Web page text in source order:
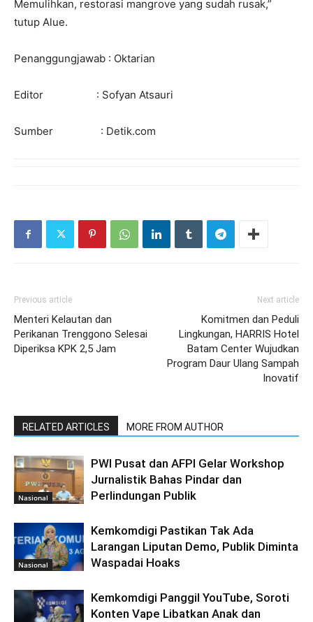
Memulihkan, restorasi mangrove yang sudah rusak,”
tutup Alue.
Penanggungjawab : Oktarian
Editor : Sofyan Atsauri
Sumber : Detik.com
Previous article
Menteri Kelautan dan
Perikanan Trenggono Selesai
Diperiksa KPK 2,5 Jam
Next article
Komitmen dan Peduli
Lingkungan, HARRIS Hotel
Batam Center Wujudkan
Program Daur Ulang Sampah
Inovatif
RELATED ARTICLES MORE FROM AUTHOR
Nasional
PWI Pusat dan AFPI Gelar Workshop
Jurnalistik Bahas Pindar dan
Perlindungan Publik
Nasional
Kemkomdigi Pastikan Tak Ada
Larangan Liputan Demo, Publik Diminta
Waspadai Hoaks
Kemkomdigi Panggil YouTube, Soroti
Konten Vape Libatkan Anak dan